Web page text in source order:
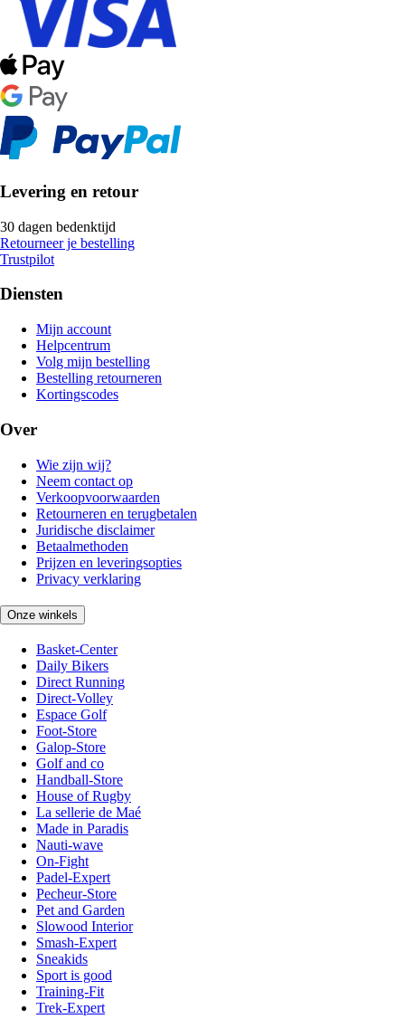
Levering en retour
30 dagen bedenktijd
Retourneer je bestelling
Trustpilot
Diensten
Mijn account
Helpcentrum
Volg mijn bestelling
Bestelling retourneren
Kortingscodes
Over
Wie zijn wij?
Neem contact op
Verkoopvoorwaarden
Retourneren en terugbetalen
Juridische disclaimer
Betaalmethoden
Prijzen en leveringsopties
Privacy verklaring
Onze winkels
Basket-Center
Daily Bikers
Direct Running
Direct-Volley
Espace Golf
Foot-Store
Galop-Store
Golf and co
Handball-Store
House of Rugby
La sellerie de Maé
Made in Paradis
Nauti-wave
On-Fight
Padel-Expert
Pecheur-Store
Pet and Garden
Slowood Interior
Smash-Expert
Sneakids
Sport is good
Training-Fit
Trek-Expert